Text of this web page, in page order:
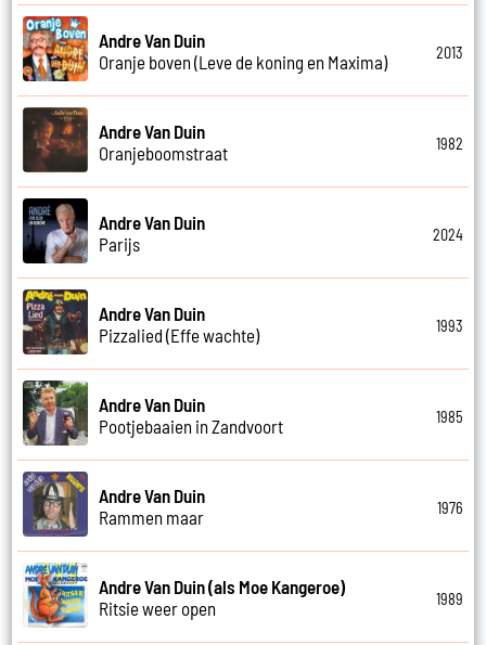
Andre Van Duin
Oranje boven (Leve de koning en Maxima)
2013
Andre Van Duin
Oranjeboomstraat
1982
Andre Van Duin
Parijs
2024
Andre Van Duin
Pizzalied (Effe wachte)
1993
Andre Van Duin
Pootjebaaien in Zandvoort
1985
Andre Van Duin
Rammen maar
1976
Andre Van Duin (als Moe Kangeroe)
Ritsie weer open
1989